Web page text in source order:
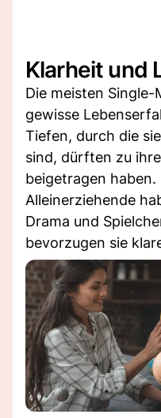
Klarheit und
Die meisten
gewisse
Tiefen, durch die
sind, dürften zu
beigetragen haben.
Alleinerziehende
Drama und
bevorzugen sie